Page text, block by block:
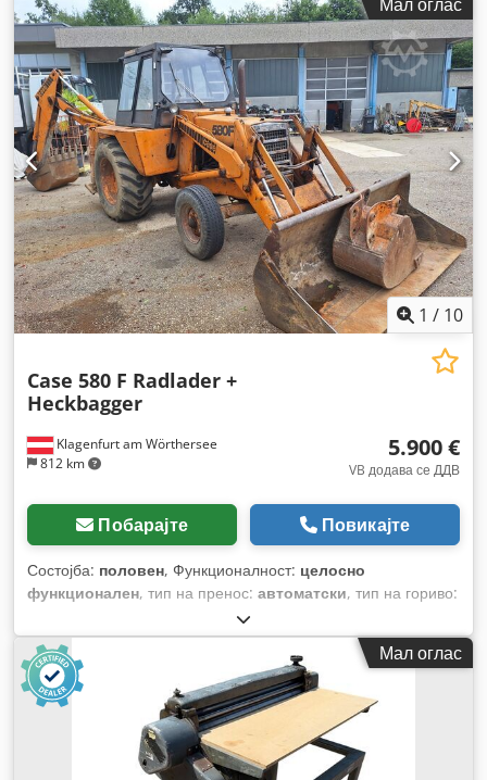
1 / 10
Klagenfurt am Wörthersee
812 km
Case 580 F Radlader +
Heckbagger
5.900 €
VB додава се ДДВ
Побарајте Повикајте
Состојба: половен, Функционалност: целосно
функционален, тип на пренос: автоматски, тип на гориво:
7.500 кг
4x2, прва регистрација:10/1977, Година на изградба:1977,
Опрема:
Мал оглас